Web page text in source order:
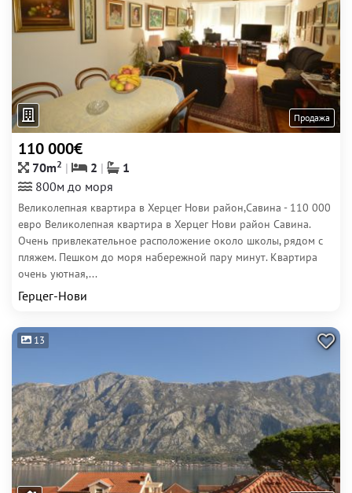
Продажа
110 000€
70m2 2
1
800м до моря
Великолепная квартира в Херцег Нови район,Савина - 110 000
евро Великолепная квартира в Херцег Нови район Савина.
Очень привлекательное расположение около школы, рядом с
пляжем. Пешком до моря набережной пару минут. Квартира
очень уютная,...
Герцег-Нови
13